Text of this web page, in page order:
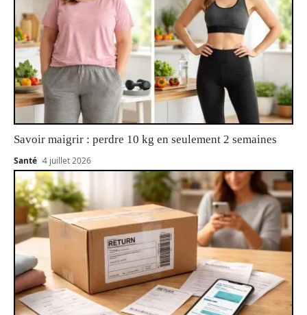
Savoir maigrir : perdre 10 kg en seulement 2 semaines
Santé 4 juillet 2026